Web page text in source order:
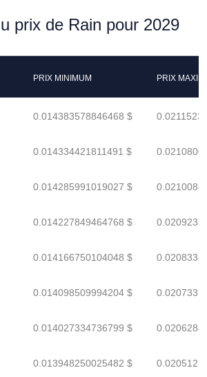
prix de Rain pour 2029
PRIX MINIMUM PRIX
0.014383578846468 $
0.014334421811491 $
0.014285991019027 $
0.014227849464768 $
0.014166750104048 $
0.014098509994204 $
0.014027334736799 $
0.013948250025482 $